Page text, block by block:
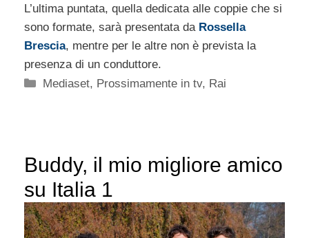
L’ultima puntata, quella dedicata alle coppie che si
sono formate, sarà presentata da Rossella
Brescia, mentre per le altre non è prevista la
presenza di un conduttore.
Categorie
Mediaset, Prossimamente in tv, Rai
Buddy, il mio migliore amico
su Italia 1